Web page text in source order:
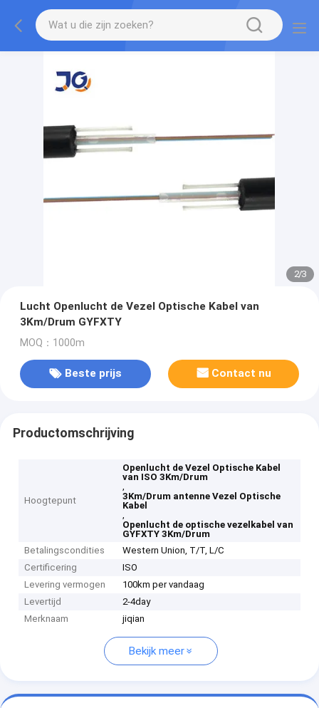
2/3
Lucht Openlucht de Vezel Optische Kabel van
3Km/Drum GYFXTY
MOQ：1000m
Beste prijs Contact nu
Productomschrijving
Hoogtepunt
Openlucht de Vezel Optische Kabel
van ISO 3Km/Drum
,
3Km/Drum antenne Vezel Optische
Kabel
,
Openlucht de optische vezelkabel van
GYFXTY 3Km/Drum
Betalingscondities
Western Union, T/T, L/C
Certificering
ISO
Levering vermogen
100km per vandaag
Levertijd
2-4day
Merknaam
jiqian
Bekijk meer